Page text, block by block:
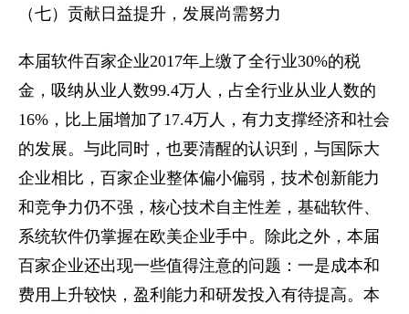
（七）贡献日益提升，发展尚需努力
本届软件百家企业2017年上缴了全行业30%的税
金，吸纳从业人数99.4万人，占全行业从业人数的
16%，比上届增加了17.4万人，有力支撑经济和社会
的发展。与此同时，也要清醒的认识到，与国际大
企业相比，百家企业整体偏小偏弱，技术创新能力
和竞争力仍不强，核心技术自主性差，基础软件、
系统软件仍掌握在欧美企业手中。除此之外，本届
百家企业还出现一些值得注意的问题：一是成本和
费用上升较快，盈利能力和研发投入有待提高。本